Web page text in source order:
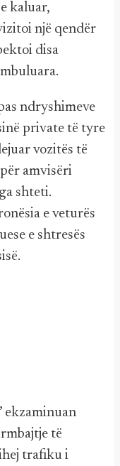
kaluar,
një qendër
disa
ndryshimeve
private të tyre
vozitës të
amvisëri
shteti.
e veturës
e shtresës
ekzaminuan
të
trafiku i